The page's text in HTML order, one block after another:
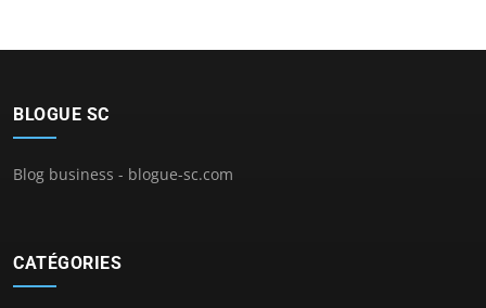
BLOGUE SC
Blog business - blogue-sc.com
CATÉGORIES